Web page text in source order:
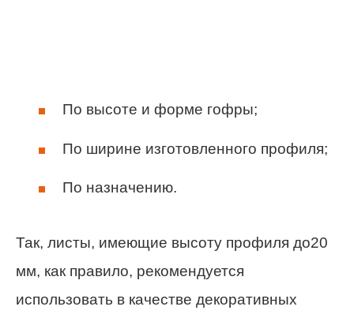
По высоте и форме гофры;
По ширине изготовленного профиля;
По назначению.
Так, листы, имеющие высоту профиля до20
мм, как правило, рекомендуется
использовать в качестве декоративных